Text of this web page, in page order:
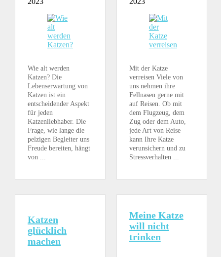
Wie alt werden
Katzen? Die
Lebenserwartung von
Katzen ist ein
entscheidender Aspekt
für jeden
Katzenliebhaber. Die
Frage, wie lange die
pelzigen Begleiter uns
Freude bereiten, hängt
von ...
Mit der Katze
verreisen Viele von
uns nehmen ihre
Fellnasen gerne mit
auf Reisen. Ob mit
dem Flugzeug, dem
Zug oder dem Auto,
jede Art von Reise
kann Ihre Katze
verunsichern und zu
Stressverhalten ...
Katzen
glücklich
machen
Meine Katze
will nicht
trinken